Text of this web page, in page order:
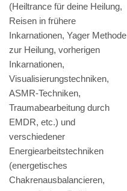
(Heiltrance für deine Heilung,
Reisen in frühere
Inkarnationen, Yager Methode
zur Heilung, vorherigen
Inkarnationen,
Visualisierungstechniken,
ASMR-Techniken,
Traumabearbeitung durch
EMDR, etc.) und
verschiedener
Energiearbeitstechniken
(energetisches
Chakrenausbalancieren,